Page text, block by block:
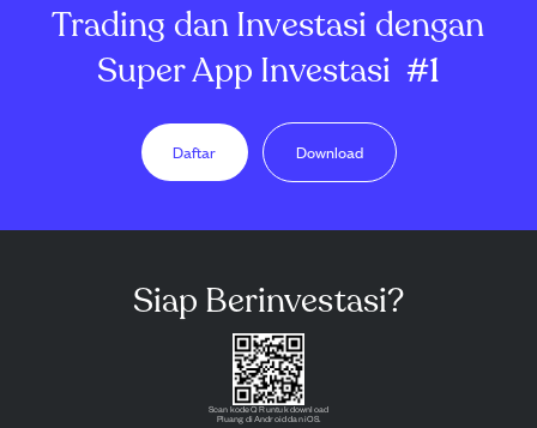
Trading dan Investasi dengan
Super App Investasi #1
Daftar Download
Siap Berinvestasi?
Scan kode QR untuk download
Pluang di Android dan iOS.